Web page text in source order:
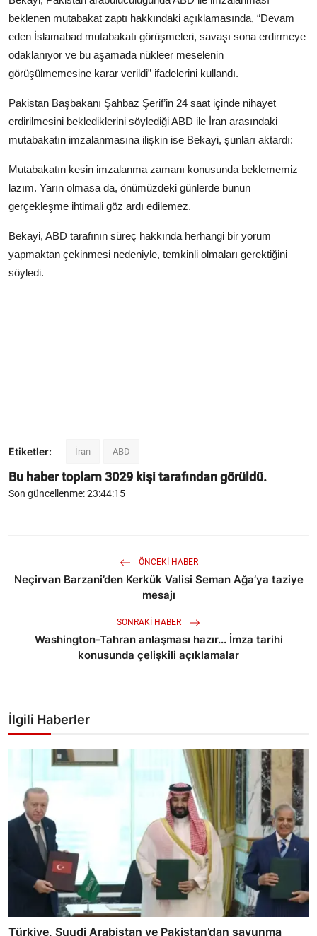
beklenen mutabakat zaptı hakkındaki açıklamasında, “Devam
eden İslamabad mutabakatı görüşmeleri, savaşı sona erdirmeye
odaklanıyor ve bu aşamada nükleer meselenin
görüşülmemesine karar verildi” ifadelerini kullandı.
Pakistan Başbakanı Şahbaz Şerif’in 24 saat içinde nihayet
erdirilmesini beklediklerini söylediği ABD ile İran arasındaki
mutabakatın imzalanmasına ilişkin ise Bekayi, şunları aktardı:
Mutabakatın kesin imzalanma zamanı konusunda beklememiz
lazım. Yarın olmasa da, önümüzdeki günlerde bunun
gerçekleşme ihtimali göz ardı edilemez.
Bekayi, ABD tarafının süreç hakkında herhangi bir yorum
yapmaktan çekinmesi nedeniyle, temkinli olmaları gerektiğini
söyledi.
Etiketler: İran ABD
Bu haber toplam3029 kişi tarafından görüldü.
Son güncellenme: 23:44:15
ÖNCEKI HABER
Neçirvan Barzani’den Kerkük Valisi Seman Ağa’ya taziye
mesajı
SONRAKI HABER
Washington-Tahran anlaşması hazır... İmza tarihi
konusunda çelişkili açıklamalar
İlgili Haberler
Türkiye, Suudi Arabistan ve Pakistan’dan savunma